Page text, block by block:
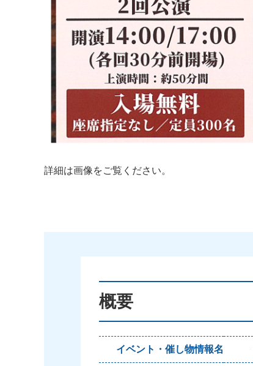
詳細は画像をご覧ください。
概要
イベント・催し物情報名